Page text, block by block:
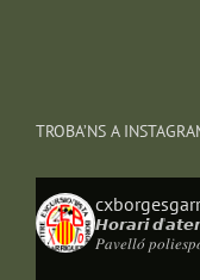
TROBA’NS A
𝙃𝙤𝙧𝙖𝙧𝙞
𝑃𝑎𝑣𝑒𝑙𝑙𝑜́